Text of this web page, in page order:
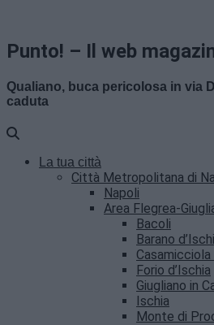
Punto! – Il web
Qualiano, buca pericolosa in via
caduta
La tua città
Città Metropolitana di
Napoli
Area Flegrea-
Bacoli
Barano
Forio d’Ischia
Giugliano in
Ischia
Monte di